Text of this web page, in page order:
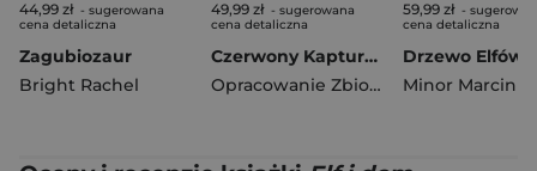
44,99 zł - sugerowana
cena detaliczna
Zagubiozaur
Bright Rachel
49,99 zł - sugerowana
cena detaliczna
Czerwony Kapturek
Opracowanie Zbiorowe
59,99 zł -
cena detaliczna
Minor Marcin